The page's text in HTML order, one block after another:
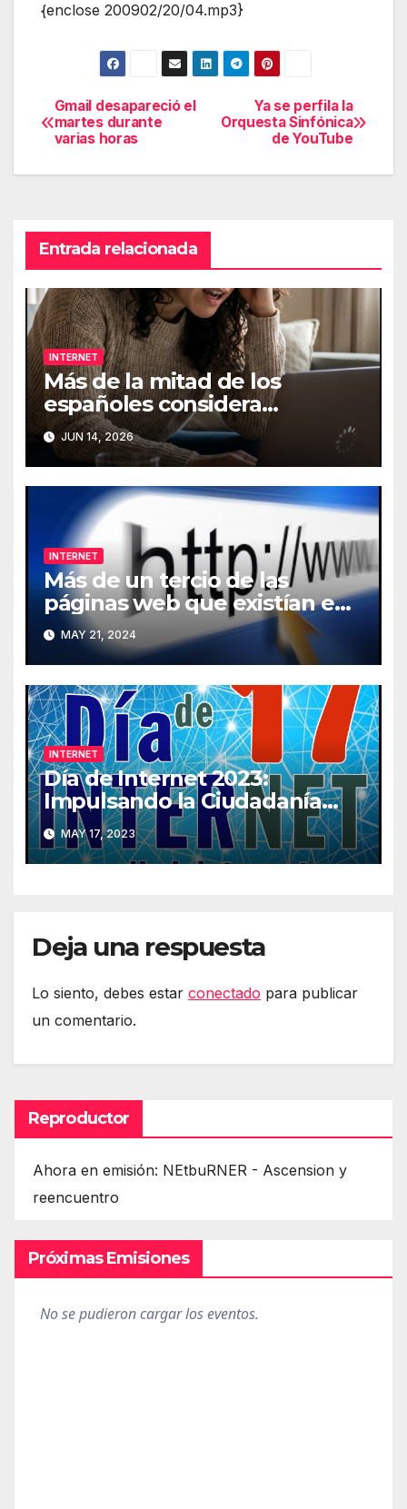
{enclose 200902/20/04.mp3}
Navegación
de
Ya se perfila la
Orquesta Sinfónica
de YouTube
Gmail desapareció el
martes durante
varias horas
Entrada relacionada
INTERNET
Más de la mitad de los
españoles considera
fundamental la conexión a
Internet
JUN 14, 2026
INTERNET
Más de un tercio de las
páginas web que existían en
2013 han desaparecido de
Internet
MAY 21, 2024
INTERNET
Día de Internet 2023:
Impulsando la Ciudadanía
Digital
MAY 17, 2023
Deja una respuesta
Lo siento, debes estar conectado para publicar
un comentario.
Reproductor
Ahora en emisión: NEtbuRNER - Ascension y
reencuentro
Próximas Emisiones